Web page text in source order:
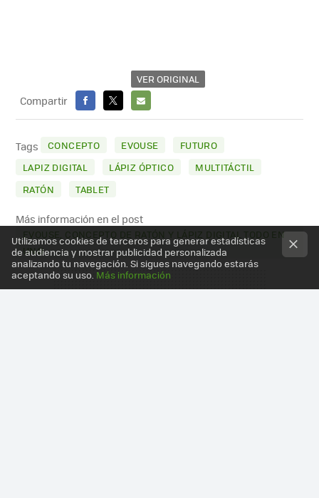
VER ORIGINAL
Compartir
FACEBOOK
X
E-
MAIL
Tags CONCEPTO EVOUSE
FUTURO
LAPIZ DIGITAL
LÁPIZ ÓPTICO
MULTITÁCTIL
RATÓN
TABLET
Más información en el post
EVOUSE, CONCEPTO DE RATÓN Y LÁPIZ DIGITAL TODO EN
UNO
Utilizamos cookies de terceros para generar estadísticas
de audiencia y mostrar publicidad personalizada
analizando tu navegación. Si sigues navegando estarás
aceptando su uso. Más información